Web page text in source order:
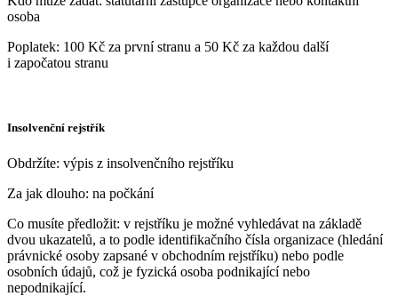
osoba
Poplatek: 100 Kč za první stranu a 50 Kč za každou další
i započatou stranu
Insolvenční rejstřík
Obdržíte: výpis z insolvenčního rejstříku
Za jak dlouho: na počkání
Co musíte předložit: v rejstříku je možné vyhledávat na základě
dvou ukazatelů, a to podle identifikačního čísla organizace (hledání
právnické osoby zapsané v obchodním rejstříku) nebo podle
osobních údajů, což je fyzická osoba podnikající nebo
nepodnikající.